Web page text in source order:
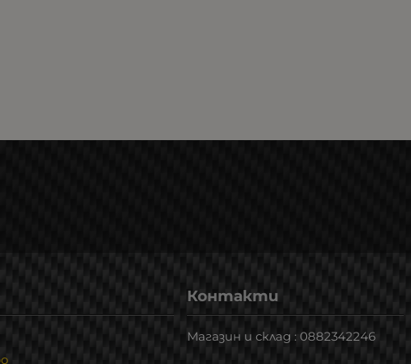
Контакти
Магазин и склад : 0882342246